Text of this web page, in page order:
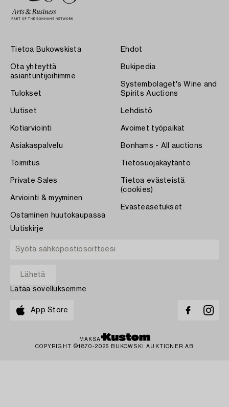
Tietoa Bukowskista
Ota yhteyttä
asiantuntijoihimme
Tulokset
Uutiset
Kotiarviointi
Asiakaspalvelu
Toimitus
Private Sales
Arviointi & myyminen
Ostaminen huutokaupassa
Ehdot
Bukipedia
Systembolaget's Wine and
Spirits Auctions
Lehdistö
Avoimet työpaikat
Bonhams - All auctions
Tietosuojakäytäntö
Tietoa evästeistä
(cookies)
Evästeasetukset
Uutiskirje
Lataa sovelluksemme
App Store
MAKSA
COPYRIGHT ©1870-2026 BUKOWSKI AUKTIONER AB